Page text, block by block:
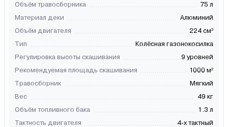
Объём травосборника
75 л
Материал деки
Алюминий
Объём двигателя
224 см³
Тип
Колёсная газонокосилка
Регулировка высоты скашивания
9 уровней
Рекомендуемая площадь скашивания
1000 м²
Травосборник
Мягкий
Вес
49 кг
Объём топливного бака
1.3 л
Тактность двигателя
4-х тактный